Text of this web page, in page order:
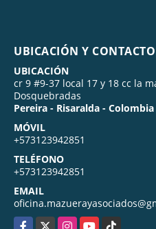
UBICACIÓN Y CONTACTO
UBICACIÓN
cr 9 #9-37 local 17 y 18 cc la
Dosquebradas
Pereira - Risaralda - Colombia
MÓVIL
+573123942851
TELÉFONO
+573123942851
EMAIL
Facebook
X InstagramYouTubeTikTok